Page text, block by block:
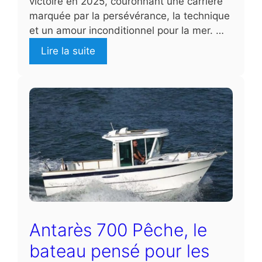
marquée par la persévérance, la technique
et un amour inconditionnel pour la mer. …
Lire la suite
Antarès 700 Pêche, le
bateau pensé pour les